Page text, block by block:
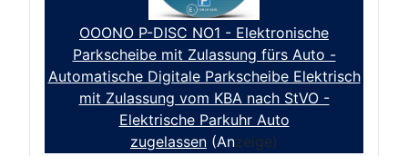
OOONO P-DISC NO1 - Elektronische
Parkscheibe mit Zulassung fürs Auto -
Automatische Digitale Parkscheibe Elektrisch
mit Zulassung vom KBA nach StVO -
Elektrische Parkuhr Auto
zugelassen (Anzeige)